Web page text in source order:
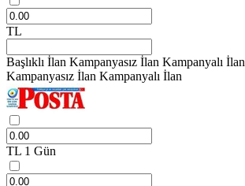
TL
Başlıklı İlan Kampanyasız İlan Kampanyalı İlan
Kampanyasız İlan Kampanyalı İlan
TL 1 Gün